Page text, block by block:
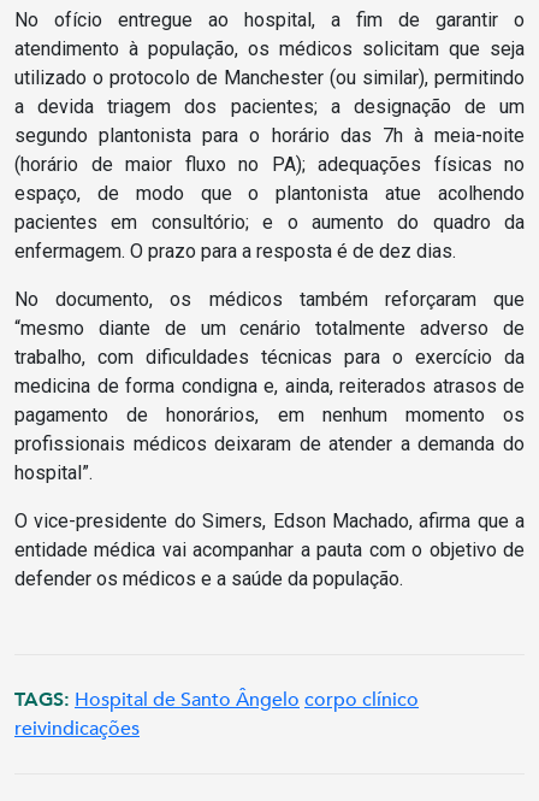
No ofício entregue ao hospital, a fim de garantir o
atendimento à população, os médicos solicitam que seja
utilizado o protocolo de Manchester (ou similar), permitindo
a devida triagem dos pacientes; a designação de um
segundo plantonista para o horário das 7h à meia-noite
(horário de maior fluxo no PA); adequações físicas no
espaço, de modo que o plantonista atue acolhendo
pacientes em consultório; e o aumento do quadro da
enfermagem. O prazo para a resposta é de dez dias.
No documento, os médicos também reforçaram que
“mesmo diante de um cenário totalmente adverso de
trabalho, com dificuldades técnicas para o exercício da
medicina de forma condigna e, ainda, reiterados atrasos de
pagamento de honorários, em nenhum momento os
profissionais médicos deixaram de atender a demanda do
hospital”.
O vice-presidente do Simers, Edson Machado, afirma que a
entidade médica vai acompanhar a pauta com o objetivo de
defender os médicos e a saúde da população.
TAGS: Hospital de Santo Ângelo corpo clínico
reivindicações